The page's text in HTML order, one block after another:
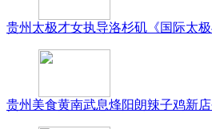
贵州太极才女执导洛杉矶《国际太
贵州美食黄南武息烽阳朗辣子鸡新